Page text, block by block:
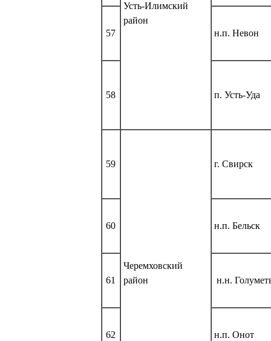
Усть-Илимский
район
57 н.п. Невон
58 п. Усть-Уда
59
Черемховский
район
г. Свирск
60 н.п. Бельск
61 н.н.
62 н.п. Онот